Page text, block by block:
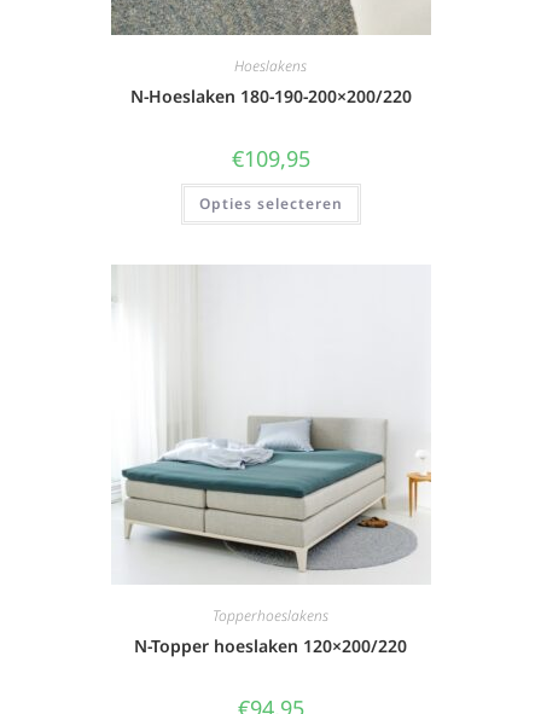
Hoeslakens
N-Hoeslaken 180-190-200×200/220
€109,95
Opties selecteren
Topperhoeslakens
N-Topper hoeslaken 120×200/220
€94,95